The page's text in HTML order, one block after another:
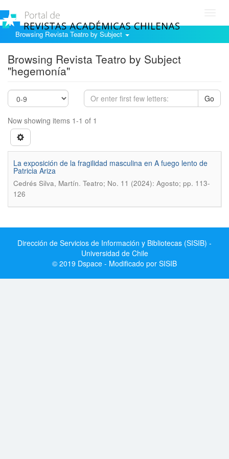
Browsing Revista Teatro by Subject
Browsing Revista Teatro by Subject
"hegemonía"
Go
Now showing items 1-1 of 1
La exposición de la fragilidad masculina en A fuego lento de
Patricia Ariza
Cedrés Silva, Martín. Teatro; No. 11 (2024): Agosto; pp. 113-
126
Dirección de Servicios de Información y Bibliotecas (SISIB) -
Universidad de Chile
© 2019 Dspace - Modificado por SISIB